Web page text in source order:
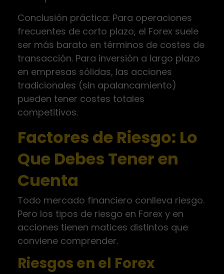
Conclusión práctica: Para operaciones
frecuentes de corto plazo, el Forex suele
ser más barato en términos de costes de
transacción. Para inversión a largo plazo
en empresas sólidas, las acciones
tradicionales (sin apalancamiento)
pueden tener costes totales
competitivos.
Factores de Riesgo: Lo
Que Debes Tener en
Cuenta
Todo mercado financiero conlleva riesgo.
Pero los tipos de riesgo en Forex y en
acciones tienen matices distintos que
conviene comprender.
Riesgos en el Forex